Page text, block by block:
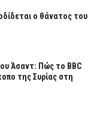
ο θάνατος του
Άσαντ: Πώς το BBC
της Συρίας στη